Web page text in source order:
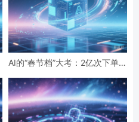
AI的“春节档”大考：2亿次下单与
数据红利与隐忧